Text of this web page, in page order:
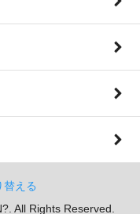
替える
All Rights Reserved.